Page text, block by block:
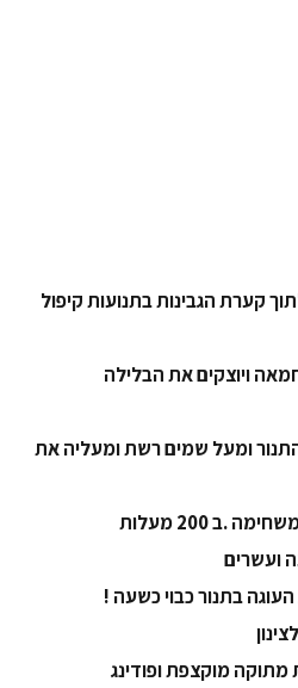
קערת הגבינות בתנועות קיפול
ויוצקים את הבלילה
ומעל שמים רשת ומעליה את
200 מעלות
בתנור כבוי כשעה !
מוקצפת ופודינג